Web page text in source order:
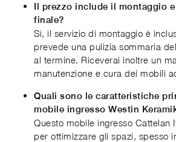
Il prezzo include il montaggio
finale?
Sì, il servizio di montaggio è
prevede una pulizia sommaria
al termine. Riceverai inoltre un
manutenzione e cura dei mobili
Quali sono le caratteristiche
mobile ingresso Westin
Questo mobile ingresso Cattelan
per ottimizzare gli spazi, spesso